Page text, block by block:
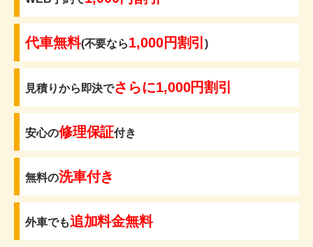
代車無料(不要なら1,000円割引)
見積りから即決でさらに1,000円割引
安心の修理保証付き
無料の洗車付き
外車でも追加料金無料